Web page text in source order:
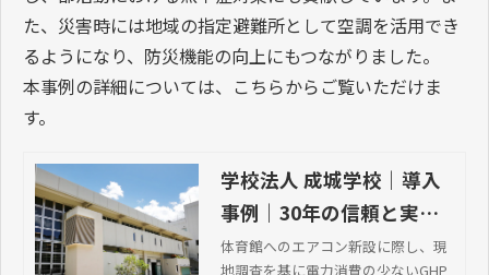
きました。
現地調査を実施したところ、既存キュービクルの容量に
制約があり、大規模な電源設備の増強が難しいことが判
明しました。そこで、電力負荷を抑えやすいGHP（ガス
ら、体育館のような大空間でも十分な冷暖房効果が得ら
れる空調計画をご提案しました。
導入後は、夏場でも快適に活動できる室内環境が実現
し、部活動における熱中症対策にも貢献しています。ま